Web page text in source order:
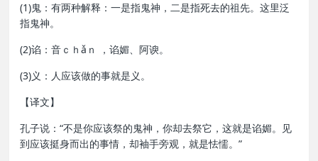
(1)鬼：有两种解释：一是指鬼神，二是指死去的祖先。这里泛
指鬼神。
(2)谄：音ｃｈǎｎ ，谄媚、阿谀。
(3)义：人应该做的事就是义。
【译文】
孔子说：“不是你应该祭的鬼神，你却去祭它，这就是谄媚。见
到应该挺身而出的事情，却袖手旁观，就是怯懦。”